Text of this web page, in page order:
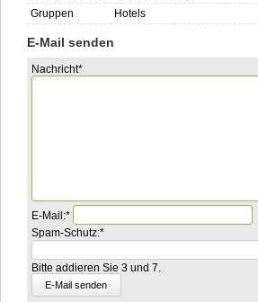
Gruppen
Hotels
E-Mail senden
Pflichtfeld
Nachricht*
Pflichtfeld
E-Mail:*
Pflichtfeld
Spam-Schutz:*Bitte
addieren
Sie
7
und
5.
Bitte addieren Sie 3 und 7.